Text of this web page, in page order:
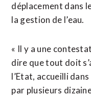
déplacement dans
la gestion de l’eau.
« Il y a une
dire que tout doit
l’Etat, accueilli
par plusieurs